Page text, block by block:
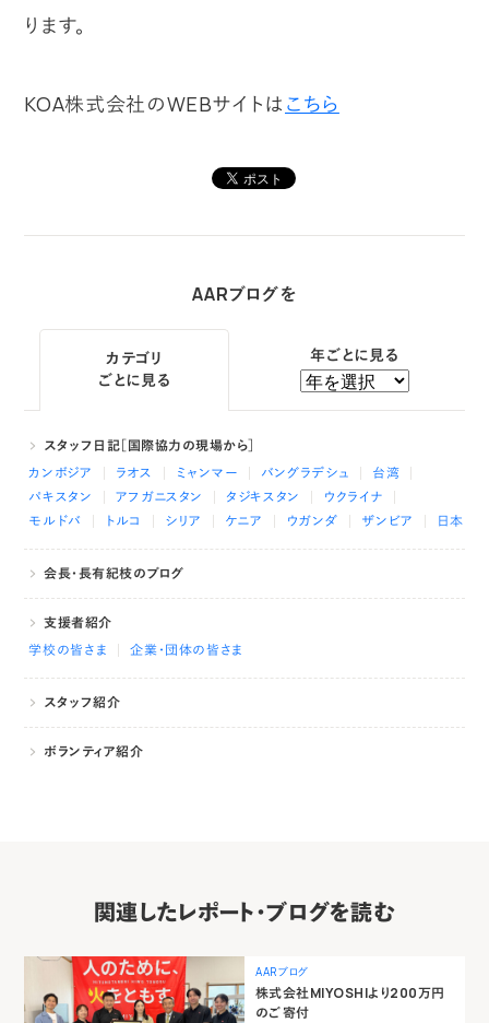
ります。
KOA株式会社のWEBサイトは こちら
AARブログを
カテゴリ
ごとに見る
スタッフ日記［国際協力の現場から］
カンボジア
ラオス ミャンマー バングラデシュ
台湾
パキスタン
アフガニスタン タジキスタン
ウクライナ
モルドバ
トルコ シリア ケニア ウガンダ ザンビア 日本
会長・長有紀枝のブログ
支援者紹介
学校の皆さま
企業・団体の皆さま
スタッフ紹介
ボランティア紹介
年ごとに見る
関連したレポート・ブログを読む
AARブログ
株式会社MIYOSHIより200万円
のご寄付